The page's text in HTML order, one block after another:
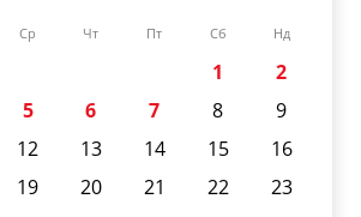
Ср Чт Пт Сб Нд
1
2
5 6 7 8
9
12 13 14 15
16
19 20 21 22
23